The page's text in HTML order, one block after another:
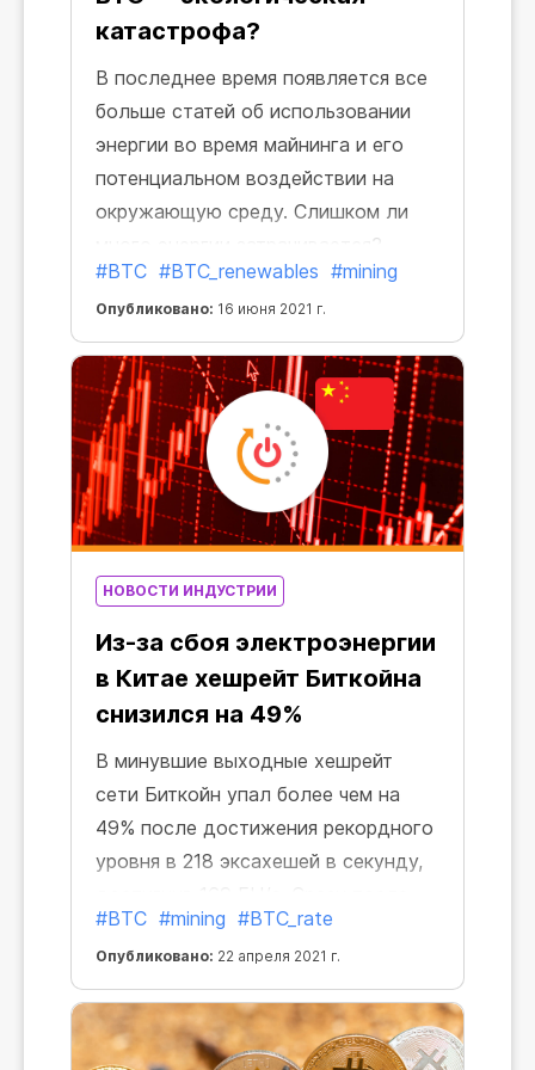
катастрофа?
В последнее время появляется все
больше статей об использовании
энергии во время майнинга и его
потенциальном воздействии на
окружающую среду. Слишком ли
много энергии затрачивается?
Можно ли майнить BTC, используя
только 100% возобновляемые
источники энергии? Давайте
найдем ответы на эти вопросы.
#BTC #BTC_renewables #mining
Опубликовано: 16 июня 2021 г.
НОВОСТИ ИНДУСТРИИ
Из-за сбоя электроэнергии
в Китае хешрейт Биткойна
снизился на 49%
В минувшие выходные хешрейт
сети Биткойн упал более чем на
49% после достижения рекордного
уровня в 218 эксахешей в секунду,
этого региональный репортер Колин
Ву написал в Твиттере о перебоях в
подаче электроэнергии в Китае.
«Хешрейт пулов для майнинга
биткойнов резко упал за 24 часа.
#BTC #mining #BTC_rate
Опубликовано: 22 апреля 2021 г.